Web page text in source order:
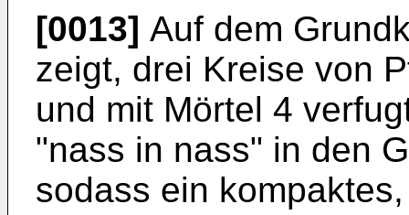
[0013] Auf dem
zeigt, drei Kreise von
und mit Mörtel 4
"nass in nass" in den
sodass ein